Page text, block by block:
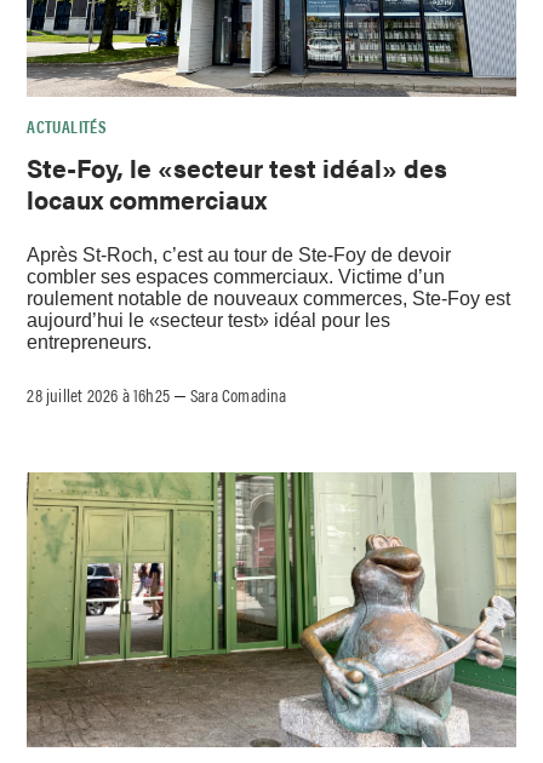
ACTUALITÉS
Ste-Foy, le «secteur test idéal» des
locaux commerciaux
Après St-Roch, c’est au tour de Ste-Foy de devoir
combler ses espaces commerciaux. Victime d’un
roulement notable de nouveaux commerces, Ste-Foy est
aujourd’hui le «secteur test» idéal pour les
entrepreneurs.
28 juillet 2026 à 16h25 –Sara Comadina